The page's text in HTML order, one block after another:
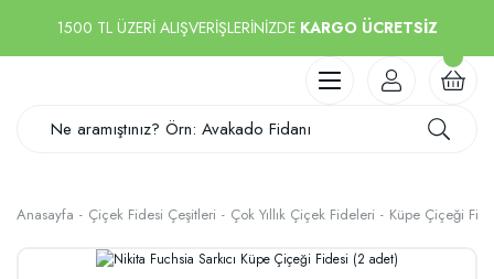
1500 TL ÜZERİ ALIŞVERİŞLERİNİZDE KARGO ÜCRETSİZ
Anasayfa Çiçek Fidesi Çeşitleri Çok Yıllık Çiçek Fideleri Küpe Çiçeği